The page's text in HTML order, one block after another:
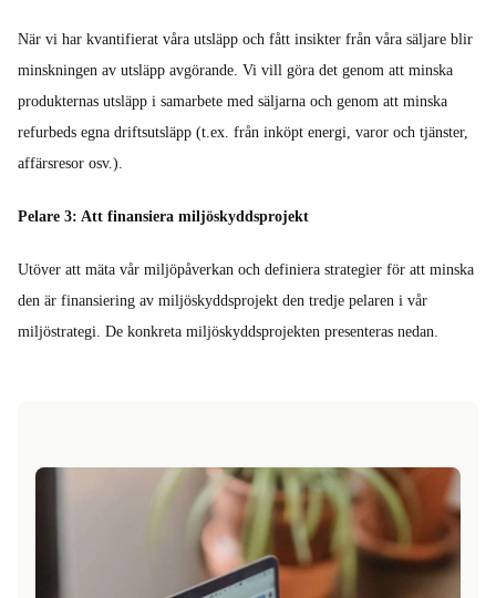
När vi har kvantifierat våra utsläpp och fått insikter från våra säljare blir
minskningen av utsläpp avgörande. Vi vill göra det genom att minska
produkternas utsläpp i samarbete med säljarna och genom att minska
refurbeds egna driftsutsläpp (t.ex. från inköpt energi, varor och tjänster,
affärsresor osv.).
Pelare 3: Att finansiera miljöskyddsprojekt
Utöver att mäta vår miljöpåverkan och definiera strategier för att minska
den är finansiering av miljöskyddsprojekt den tredje pelaren i vår
miljöstrategi. De konkreta miljöskyddsprojekten presenteras nedan.